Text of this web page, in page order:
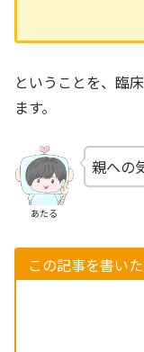
ということを、臨
ます。
あたる
親への
この記事を書い